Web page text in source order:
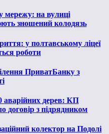
мережу: на вулиці
зношений колодязь
у полтавському ліцеї
роботи
ПриватБанку з
аварійних дерев: КП
договір з підрядником
колектор на Подолі